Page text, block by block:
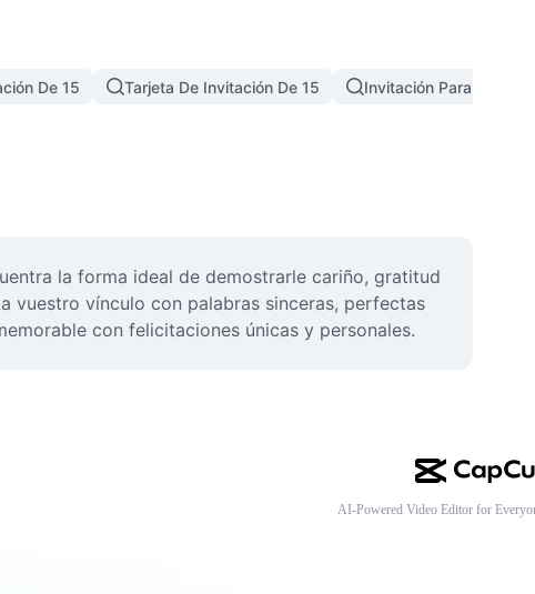
De 15 Tarjeta De Invitación De 15 Invitación Para
la forma ideal de demostrarle cariño, gratitud
vuestro vínculo con palabras sinceras, perfectas
con felicitaciones únicas y personales.
AI-Powered Video Editor for